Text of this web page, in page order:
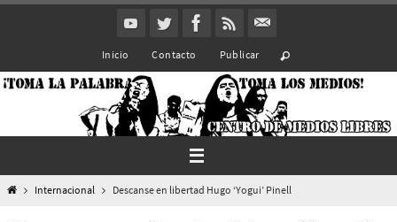
Inicio Contacto Publicar
InicioInternacional Descanse en libertad Hugo ‘Yogui’ Pinell